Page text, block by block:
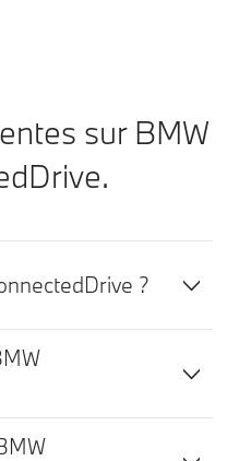
sur BMW
?